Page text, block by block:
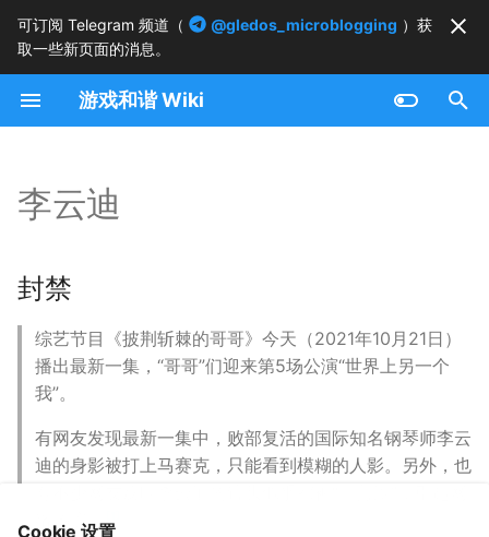
可订阅 Telegram 频道（ @gledos_microblogging ）获
取一些新页面的消息。
游戏和谐 Wiki
正
在
始
李云迪
封禁
综艺节目《披荆斩棘的哥哥》今天（2021年10月21日）
播出最新一集，“哥哥”们迎来第5场公演“世界上另一个
我”。
有网友发现最新一集中，败部复活的国际知名钢琴师李云
迪的身影被打上马赛克，只能看到模糊的人影。另外，也
络热议。
Cookie 设置